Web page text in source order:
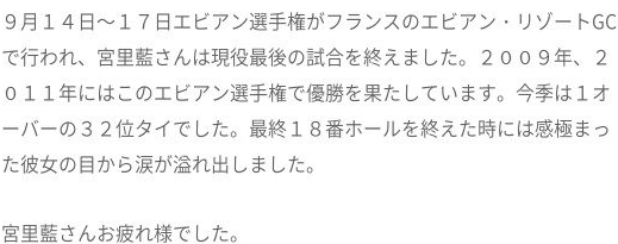
９月１４日～１７日エビアン選手権がフランスのエビアン・リゾートGC
で行われ、宮里藍さんは現役最後の試合を終えました。２００９年、２
０１１年にはこのエビアン選手権で優勝を果たしています。今季は１オ
ーバーの３２位タイでした。最終１８番ホールを終えた時には感極まっ
た彼女の目から涙が溢れ出しました。
宮里藍さんお疲れ様でした。